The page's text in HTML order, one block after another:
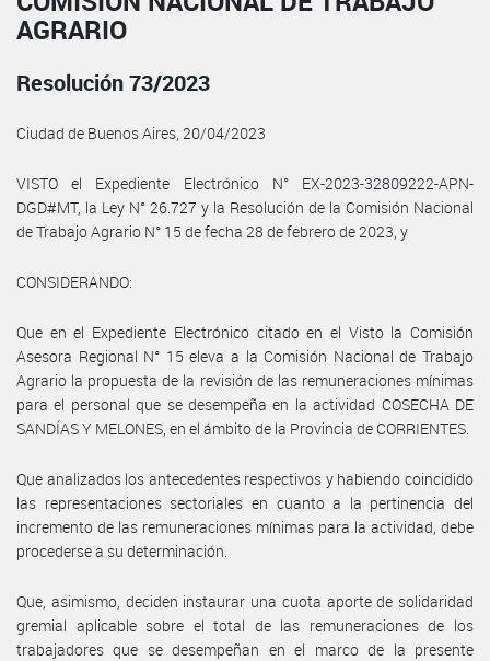
AGRARIO
Resolución 73/2023
Ciudad de Buenos Aires, 20/04/2023
VISTO el Expediente Electrónico N° EX-2023-32809222-APN-
DGD#MT, la Ley N° 26.727 y la Resolución de la Comisión Nacional
de Trabajo Agrario N° 15 de fecha 28 de febrero de 2023, y
CONSIDERANDO:
Que en el Expediente Electrónico citado en el Visto la Comisión
Asesora Regional N° 15 eleva a la Comisión Nacional de Trabajo
Agrario la propuesta de la revisión de las remuneraciones mínimas
para el personal que se desempeña en la actividad COSECHA DE
SANDÍAS Y MELONES, en el ámbito de la Provincia de CORRIENTES.
Que analizados los antecedentes respectivos y habiendo coincidido
las representaciones sectoriales en cuanto a la pertinencia del
incremento de las remuneraciones mínimas para la actividad, debe
procederse a su determinación.
Que, asimismo, deciden instaurar una cuota aporte de solidaridad
gremial aplicable sobre el total de las remuneraciones de los
trabajadores que se desempeñan en el marco de la presente